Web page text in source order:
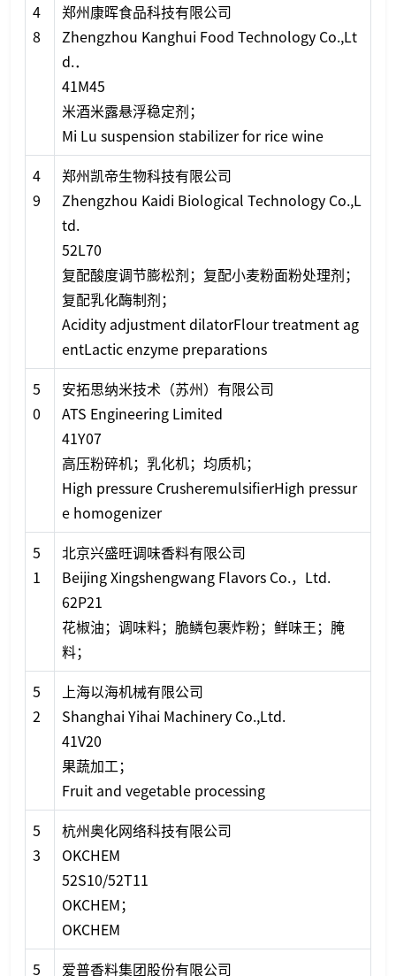
4
8
郑州康晖食品科技有限公司
Zhengzhou Kanghui Food Technology Co.,Lt
d.．
41M45
米酒米露悬浮稳定剂；
Mi Lu suspension stabilizer for rice wine
4
9
郑州凯帝生物科技有限公司
Zhengzhou Kaidi Biological Technology Co.,L
td.
52L70
复配酸度调节膨松剂；复配小麦粉面粉处理剂；
复配乳化酶制剂；
Acidity adjustment dilatorFlour treatment ag
entLactic enzyme preparations
5
0
安拓思纳米技术（苏州）有限公司
ATS Engineering Limited
41Y07
高压粉碎机；乳化机；均质机；
High pressure CrusheremulsifierHigh pressur
e homogenizer
5
1
北京兴盛旺调味香料有限公司
Beijing Xingshengwang Flavors Co.，Ltd.
62P21
花椒油；调味料；脆鳞包裹炸粉；鲜味王；腌
料；
5
2
上海以海机械有限公司
Shanghai Yihai Machinery Co.,Ltd.
41V20
果蔬加工；
Fruit and vegetable processing
5
3
杭州奥化网络科技有限公司
OKCHEM
52S10/52T11
OKCHEM；
OKCHEM
5
爱普香料集团股份有限公司